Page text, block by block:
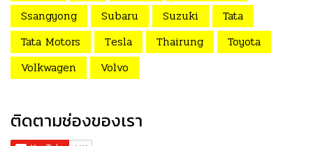
Ssangyong
Subaru Suzuki
Tata
Tata Motors
Tesla Thairung
Toyota
Volkwagen
Volvo
ติดตามช่องของเรา